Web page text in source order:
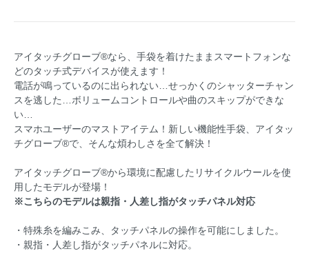
アイタッチグローブ®なら、手袋を着けたままスマートフォンな
どのタッチ式デバイスが使えます！
電話が鳴っているのに出られない…せっかくのシャッターチャン
スを逃した…ボリュームコントロールや曲のスキップができな
い…
スマホユーザーのマストアイテム！新しい機能性手袋、アイタッ
チグローブ®で、そんな煩わしさを全て解決！
アイタッチグローブ®から環境に配慮したリサイクルウールを使
用したモデルが登場！
※こちらのモデルは親指・人差し指がタッチパネル対応
・特殊糸を編みこみ、タッチパネルの操作を可能にしました。
・親指・人差し指がタッチパネルに対応。